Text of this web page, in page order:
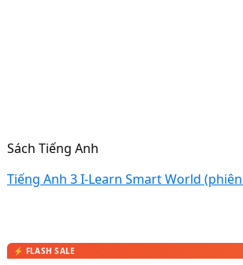
Sách Tiếng Anh
Tiếng Anh 3 I-Learn Smart World (phiên